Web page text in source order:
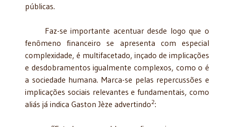
públicas.
Faz-se importante acentuar desde logo que o
fenômeno financeiro se apresenta com especial
complexidade, é multifacetado, inçado de implicações
e desdobramentos igualmente complexos, como o é
a sociedade humana. Marca-se pelas repercussões e
implicações sociais relevantes e fundamentais, como
aliás já indica Gaston Jèze advertindo2: